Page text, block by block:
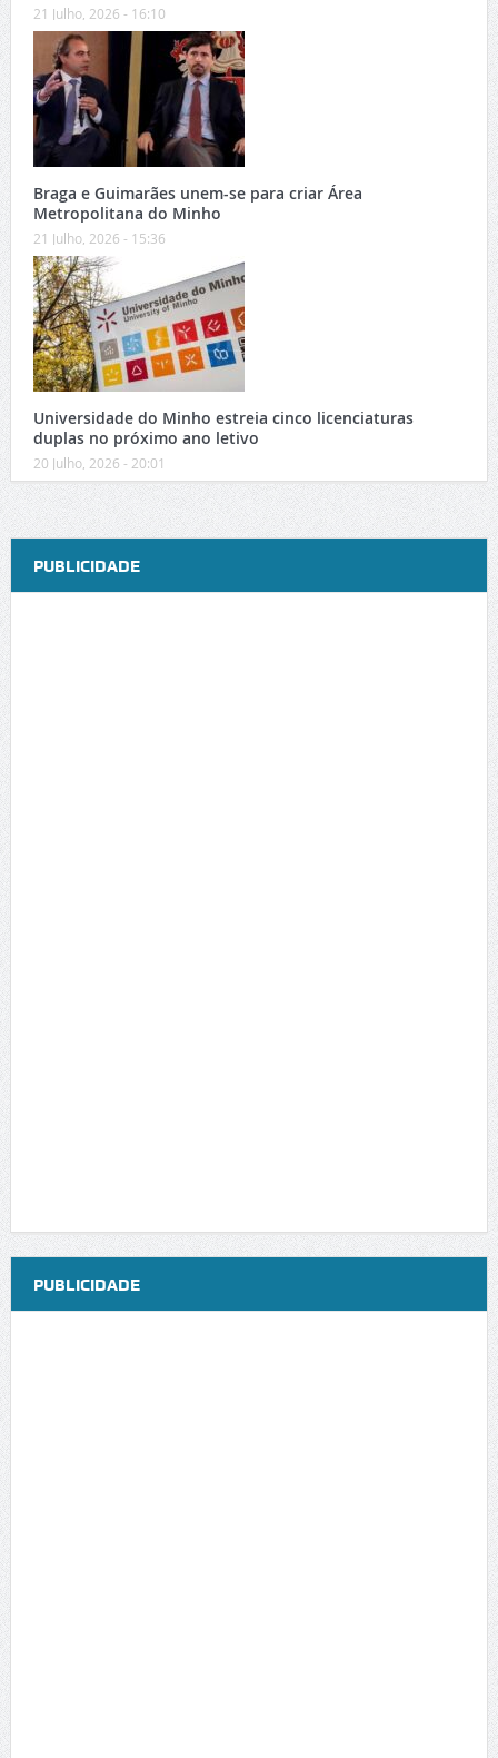
21 Julho, 2026 - 16:10
Braga e Guimarães unem-se para criar Área
Metropolitana do Minho
21 Julho, 2026 - 15:36
Universidade do Minho estreia cinco licenciaturas
duplas no próximo ano letivo
20 Julho, 2026 - 20:01
PUBLICIDADE
PUBLICIDADE